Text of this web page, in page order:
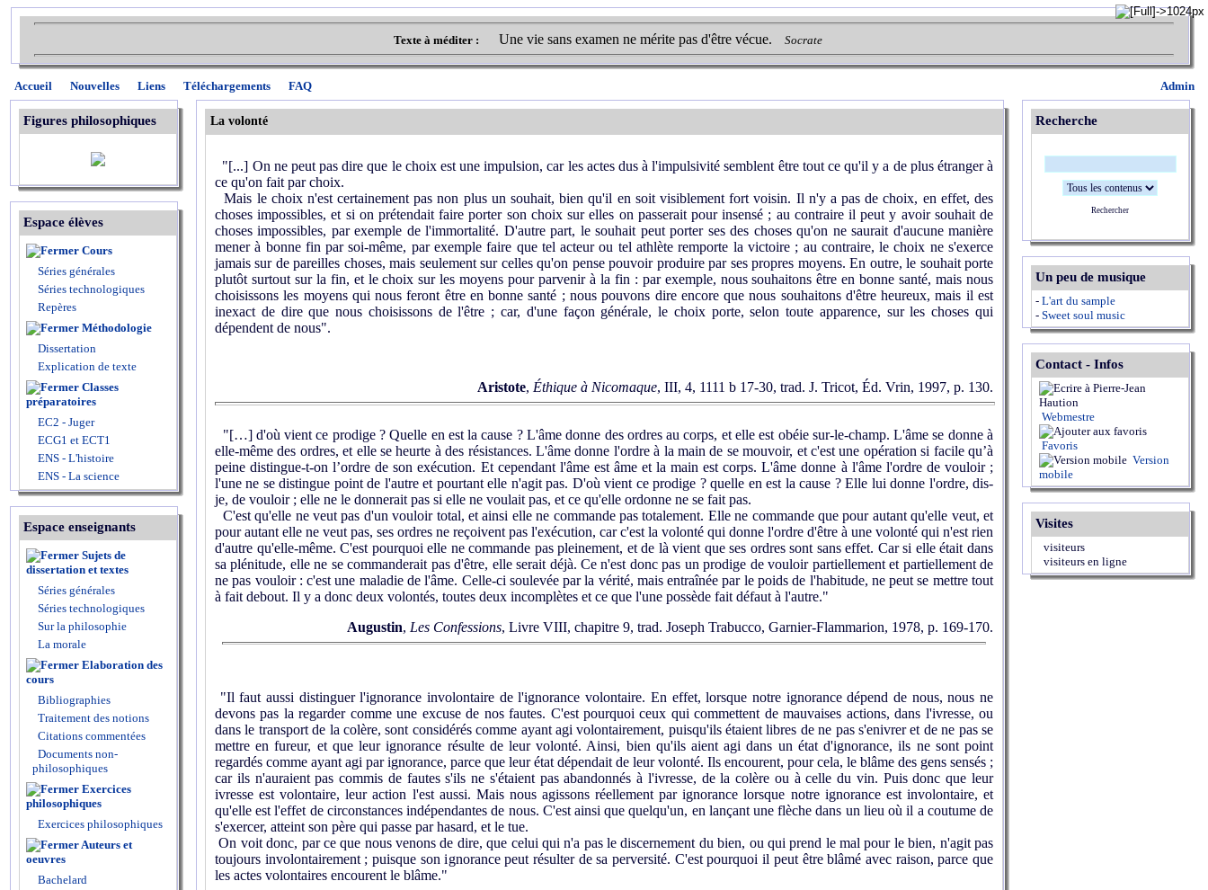
Texte à méditer : Une vie sans examen ne mérite pas d'être vécue. Socrate
Admin
Accueil Nouvelles Liens Téléchargements FAQ
Figures philosophiques
Espace élèves
Cours
Séries générales
Séries technologiques
Repères
Méthodologie
Dissertation
Explication de texte
Classes
préparatoires
EC2 - Juger
ECG1 et ECT1
ENS - L'histoire
ENS - La science
Espace enseignants
Sujets de
dissertation et textes
Séries générales
Séries technologiques
Sur la philosophie
La morale
Elaboration des
cours
Bibliographies
Traitement des notions
Citations commentées
Documents non-
philosophiques
Exercices
philosophiques
Exercices philosophiques
Auteurs et
oeuvres
Bachelard
La volonté
"[...] On ne peut pas dire que le choix est une impulsion, car les actes dus à l'impulsivité semblent être tout ce qu'il y a de plus étranger à
ce qu'on fait par choix.
Mais le choix n'est certainement pas non plus un souhait, bien qu'il en soit visiblement fort voisin. Il n'y a pas de choix, en effet, des
choses impossibles, et si on prétendait faire porter son choix sur elles on passerait pour insensé ; au contraire il peut y avoir souhait de
choses impossibles, par exemple de l'immortalité. D'autre part, le souhait peut porter ses des choses qu'on ne saurait d'aucune manière
mener à bonne fin par soi-même, par exemple faire que tel acteur ou tel athlète remporte la victoire ; au contraire, le choix ne s'exerce
jamais sur de pareilles choses, mais seulement sur celles qu'on pense pouvoir produire par ses propres moyens. En outre, le souhait porte
plutôt surtout sur la fin, et le choix sur les moyens pour parvenir à la fin : par exemple, nous souhaitons être en bonne santé, mais nous
choisissons les moyens qui nous feront être en bonne santé ; nous pouvons dire encore que nous souhaitons d'être heureux, mais il est
inexact de dire que nous choisissons de l'être ; car, d'une façon générale, le choix porte, selon toute apparence, sur les choses qui
dépendent de nous".
Aristote, Éthique à Nicomaque, III, 4, 1111 b 17-30, trad. J. Tricot, Éd. Vrin, 1997, p. 130.
"[…] d'où vient ce prodige ? Quelle en est la cause ? L'âme donne des ordres au corps, et elle est obéie sur-le-champ. L'âme se donne à
elle-même des ordres, et elle se heurte à des résistances. L'âme donne l'ordre à la main de se mouvoir, et c'est une opération si facile qu’à
peine distingue-t-on l’ordre de son exécution. Et cependant l'âme est âme et la main est corps. L'âme donne à l'âme l'ordre de vouloir ;
l'une ne se distingue point de l'autre et pourtant elle n'agit pas. D'où vient ce prodige ? quelle en est la cause ? Elle lui donne l'ordre, dis-
je, de vouloir ; elle ne le donnerait pas si elle ne voulait pas, et ce qu'elle ordonne ne se fait pas.
C'est qu'elle ne veut pas d'un vouloir total, et ainsi elle ne commande pas totalement. Elle ne commande que pour autant qu'elle veut, et
pour autant elle ne veut pas, ses ordres ne reçoivent pas l'exécution, car c'est la volonté qui donne l'ordre d'être à une volonté qui n'est rien
d'autre qu'elle-même. C'est pourquoi elle ne commande pas pleinement, et de là vient que ses ordres sont sans effet. Car si elle était dans
sa plénitude, elle ne se commanderait pas d'être, elle serait déjà. Ce n'est donc pas un prodige de vouloir partiellement et partiellement de
ne pas vouloir : c'est une maladie de l'âme. Celle-ci soulevée par la vérité, mais entraînée par le poids de l'habitude, ne peut se mettre tout
à fait debout. Il y a donc deux volontés, toutes deux incomplètes et ce que l'une possède fait défaut à l'autre."
Augustin, Les Confessions, Livre VIII, chapitre 9, trad. Joseph Trabucco, Garnier-Flammarion, 1978, p. 169-170.
"Il faut aussi distinguer l'ignorance involontaire de l'ignorance volontaire. En effet, lorsque notre ignorance dépend de nous, nous ne
devons pas la regarder comme une excuse de nos fautes. C'est pourquoi ceux qui commettent de mauvaises actions, dans l'ivresse, ou
dans le transport de la colère, sont considérés comme ayant agi volontairement, puisqu'ils étaient libres de ne pas s'enivrer et de ne pas se
mettre en fureur, et que leur ignorance résulte de leur volonté. Ainsi, bien qu'ils aient agi dans un état d'ignorance, ils ne sont point
regardés comme ayant agi par ignorance, parce que leur état dépendait de leur volonté. Ils encourent, pour cela, le blâme des gens sensés ;
car ils n'auraient pas commis de fautes s'ils ne s'étaient pas abandonnés à l'ivresse, de la colère ou à celle du vin. Puis donc que leur
ivresse est volontaire, leur action l'est aussi. Mais nous agissons réellement par ignorance lorsque notre ignorance est involontaire, et
qu'elle est l'effet de circonstances indépendantes de nous. C'est ainsi que quelqu'un, en lançant une flèche dans un lieu où il a coutume de
s'exercer, atteint son père qui passe par hasard, et le tue.
On voit donc, par ce que nous venons de dire, que celui qui n'a pas le discernement du bien, ou qui prend le mal pour le bien, n'agit pas
toujours involontairement ; puisque son ignorance peut résulter de sa perversité. C'est pourquoi il peut être blâmé avec raison, parce que
les actes volontaires encourent le blâme."
Recherche
Rechercher
Un peu de musique
- L'art du sample
- Sweet soul music
Contact - Infos
Webmestre
Favoris
Version
mobile
Visites
visiteurs
visiteurs en ligne